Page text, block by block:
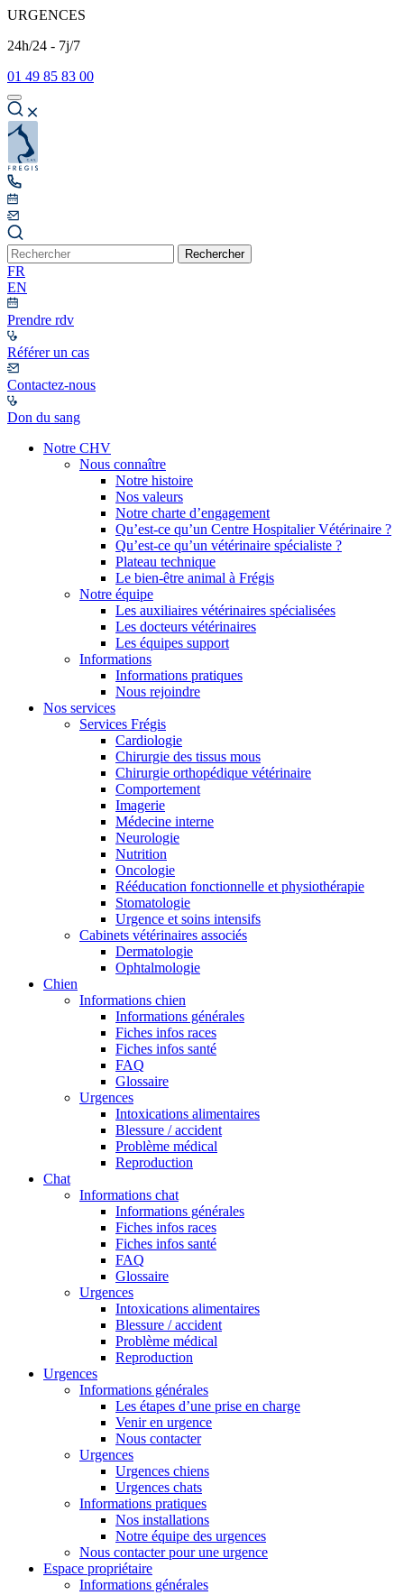
URGENCES
24h/24 - 7j/7
01 49 85 83 00
Rechercher
FR
EN
Prendre rdv
Référer un cas
Contactez-nous
Don du sang
Notre CHV
Nous connaître
Notre histoire
Nos valeurs
Notre charte d’engagement
Qu’est-ce qu’un Centre Hospitalier Vétérinaire ?
Qu’est-ce qu’un vétérinaire spécialiste ?
Plateau technique
Le bien-être animal à Frégis
Notre équipe
Les auxiliaires vétérinaires spécialisées
Les docteurs vétérinaires
Les équipes support
Informations
Informations pratiques
Nous rejoindre
Nos services
Services Frégis
Cardiologie
Chirurgie des tissus mous
Chirurgie orthopédique vétérinaire
Comportement
Imagerie
Médecine interne
Neurologie
Nutrition
Oncologie
Rééducation fonctionnelle et physiothérapie
Stomatologie
Urgence et soins intensifs
Cabinets vétérinaires associés
Dermatologie
Ophtalmologie
Chien
Informations chien
Informations générales
Fiches infos races
Fiches infos santé
FAQ
Glossaire
Urgences
Intoxications alimentaires
Blessure / accident
Problème médical
Reproduction
Chat
Informations chat
Informations générales
Fiches infos races
Fiches infos santé
FAQ
Glossaire
Urgences
Intoxications alimentaires
Blessure / accident
Problème médical
Reproduction
Urgences
Informations générales
Les étapes d’une prise en charge
Venir en urgence
Nous contacter
Urgences
Urgences chiens
Urgences chats
Informations pratiques
Nos installations
Notre équipe des urgences
Nous contacter pour une urgence
Espace propriétaire
Informations générales